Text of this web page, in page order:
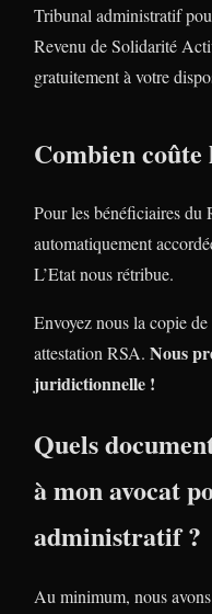
Tribunal administratif
Revenu de Solidarité
gratuitement à votre
Combien
Pour les bénéficiaires du
automatiquement
L’Etat nous rétribue.
Envoyez nous la copie
attestation RSA. Nous
juridictionnelle !
Quels
à mon avocat
administratif ?
Au minimum, nous